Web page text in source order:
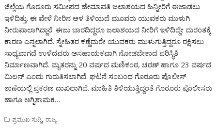
ಜಿಲ್ಲೆಯ ಗೊರೂರು ಸಮೀಪದ ಹೇಮಾವತಿ ಜಲಾಶಯದ ಹಿನ್ನೀರಿಗೆ ಈಜಾಡಲು
ಇಳಿದಿತ್ತು. ಈ ವೇಳೆ ನೀರಿನ ಆಳ ತಿಳಿಯದೆ ಮೂವರು ಯುವಕರು ಮುಳುಗಿ
ನೀರುಪಾಲಾಗಿದ್ದಾರೆ. ಈಜು ಬಾರದಿದ್ದರೂ ಜಲಾಶಯದ ನೀರಿಗೆ ಇಳಿದಿದ್ದೇ ದುರಂತಕ್ಕೆ
ಕಾರಣ ಎನ್ನಲಾಗಿದೆ. ಸ್ನೇಹಿತರ ಕಣ್ಣೆದುರೇ ಯುವಕರು ಮುಳುಗುತ್ತಿದ್ದರೂ ರಕ್ಷಿಸಲು
ಸಾಧ್ಯವಾಗದೆ ಉಳಿದವರು ಅಸಹಾಯಕವಾಗಿ ನೋಡಬೇಕಾದ ಪರಿಸ್ಥಿತಿ
ನಿರ್ಮಾಣವಾಗಿದೆ. ಮೃತರನ್ನು 20 ವರ್ಷದ ಮಣಿಕಂಠ, ಚರಣ್ ಹಾಗೂ 23 ವರ್ಷದ
ಮಿಲನ್ ಎಂದು ಗುರುತಿಸಲಾಗಿದೆ. ಘಟನೆ ಸಂಬಂಧ ಗೊರೂರು ಪೊಲೀಸ್
ಠಾಣೆಯಲ್ಲಿ ಪ್ರಕರಣ ದಾಖಲಾಗಿದೆ. ಮಾಹಿತಿ ತಿಳಿಯುತ್ತಿದ್ದಂತೆ ಗೊರೂರು ಪೊಲೀಸರು
ಹಾಗೂ ಅಗ್ನಿಶಾಮಕ…
ಪ್ರಮುಖ ಸುದ್ದಿ,ರಾಜ್ಯ